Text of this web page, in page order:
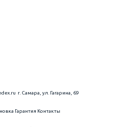
г. Самара, ул. Гагарина, 69
Гарантия Контакты